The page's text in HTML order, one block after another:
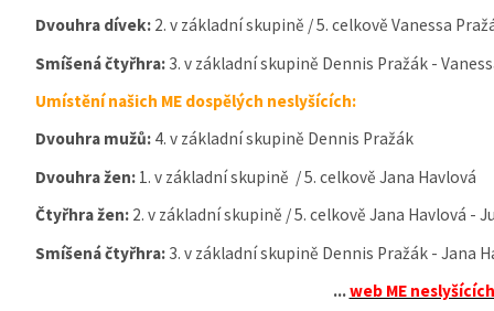
Dvouhra dívek: 2. v základní skupině / 5. celkově Vanessa
Smíšená čtyřhra: 3. v základní skupině Dennis Pražák -
Umístění našich ME dospělých neslyšících:
Dvouhra mužů: 4. v základní skupině Dennis Pražák
Dvouhra žen: 1. v základní skupině / 5. celkově Jana Havlová
Čtyřhra žen: 2. v základní skupině / 5. celkově Jana Havlová -
Smíšená čtyřhra: 3. v základní skupině Dennis Pražák - Jana
...web ME neslyšících